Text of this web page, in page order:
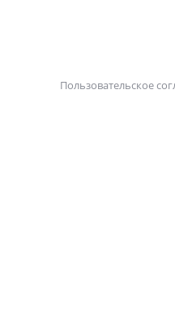
Пользовательское